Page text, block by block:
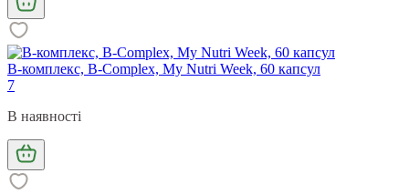
B-комплекс, B-Complex, My Nutri Week, 60 капсул
7
В наявності